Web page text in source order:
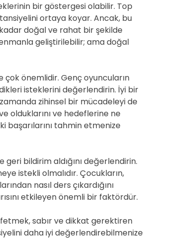
bir göstergesi olabilir. Top
ortaya koyar. Ancak, bu
doğal ve rahat bir şekilde
geliştirilebilir; ama doğal
önemlidir. Genç oyuncuların
isteklerini değerlendirin. İyi bir
zihinsel bir mücadeleyi de
olduklarını ve hedeflerine ne
başarılarını tahmin etmenize
bildirim aldığını değerlendirin.
istekli olmalıdır. Çocukların,
nasıl ders çıkardığını
etkileyen önemli bir faktördür.
sabır ve dikkat gerektiren
daha iyi değerlendirebilmenize